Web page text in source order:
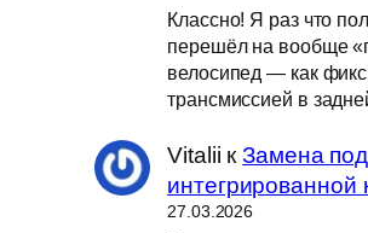
Классно! Я раз что
перешёл на вообще
велосипед — как
трансмиссией в
Vitalii кЗамена
интегрированной
27.03.2026